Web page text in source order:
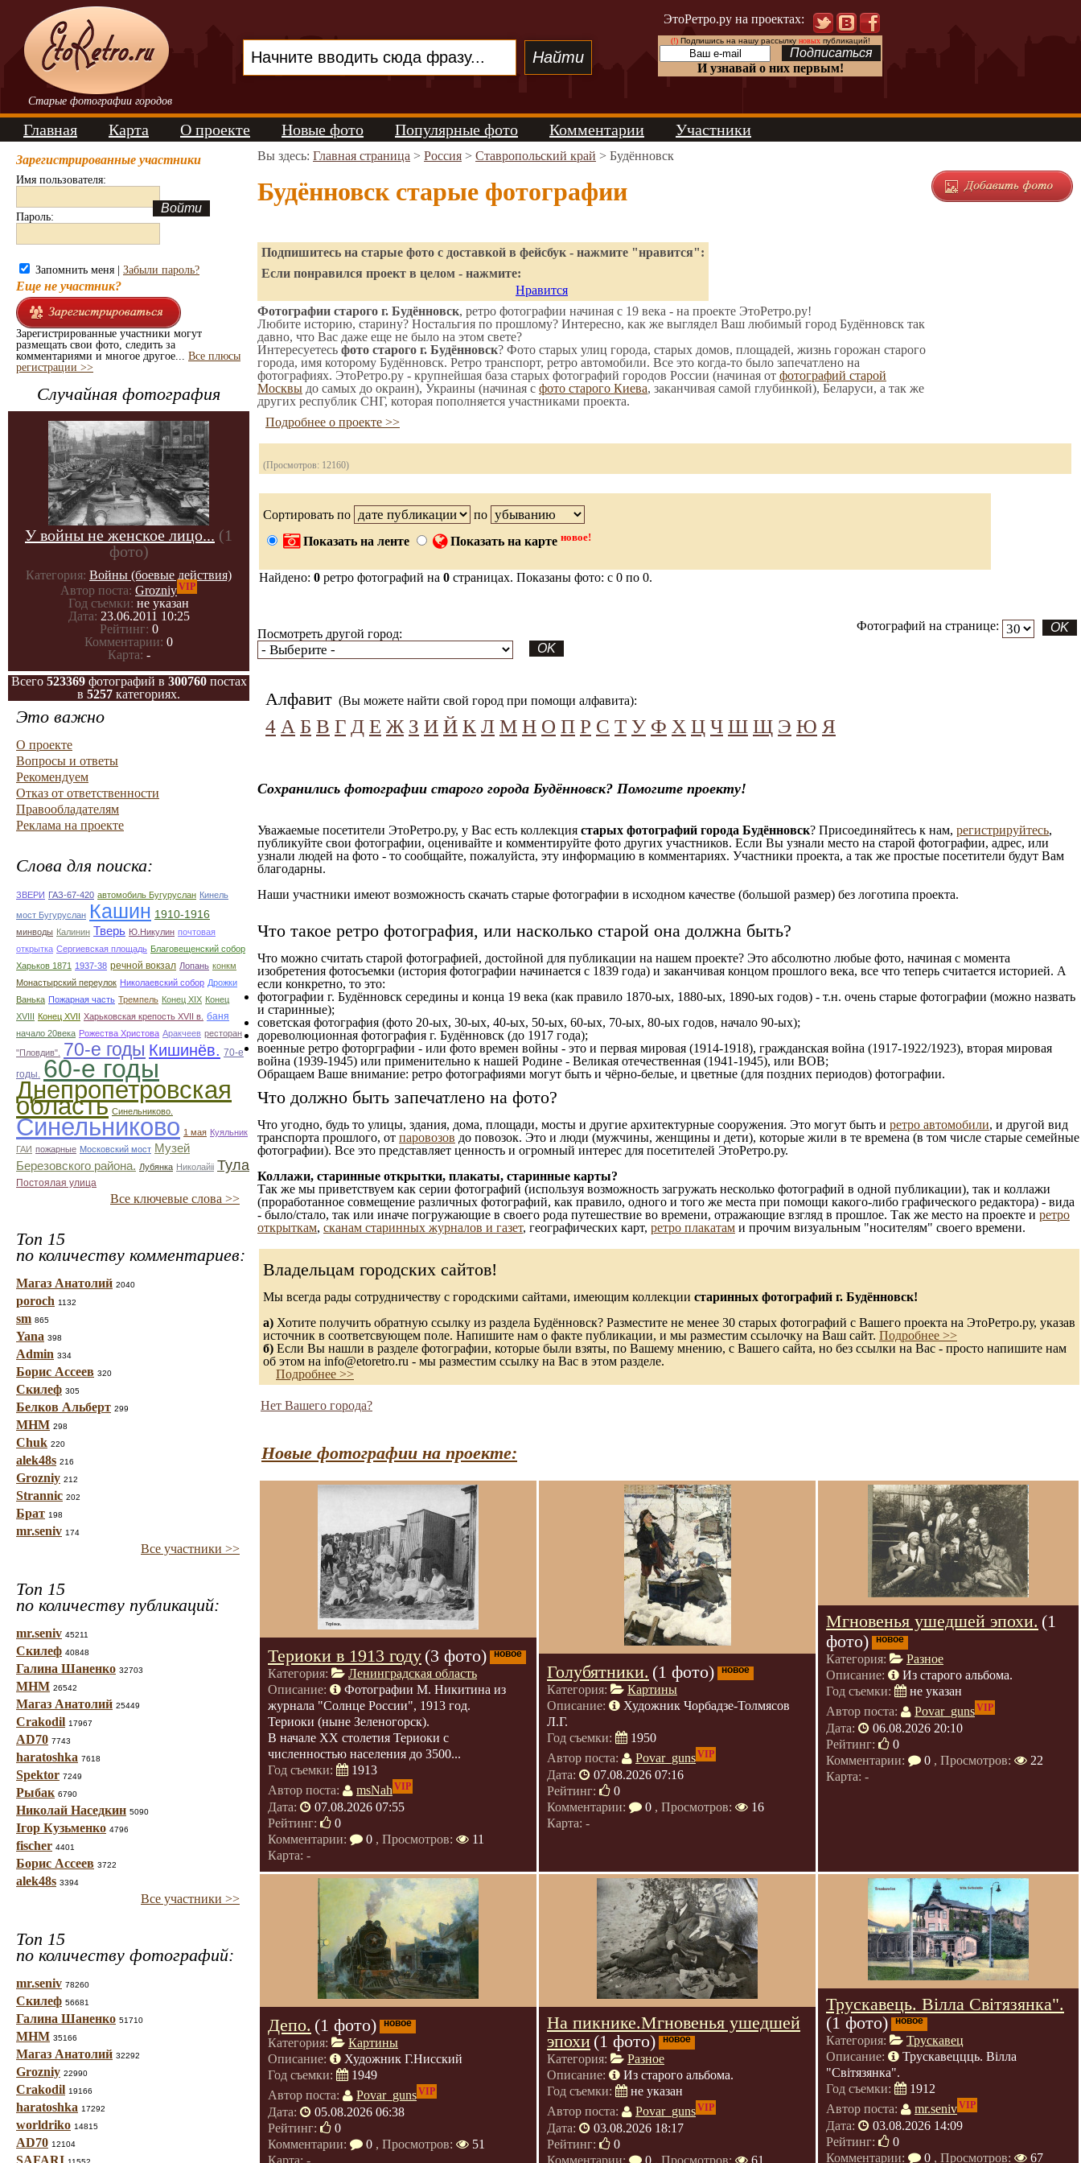
Старые фотографии городов
ЭтоРетро.ру на проектах:
(!)Подпишись на нашу рассылку новыхпубликаций!
И узнавай о них первым!
Главная Карта О проекте Новые фото Популярные фото Комментарии Участники
Зарегистрированные участники
Имя пользователя:
Пароль:
Запомнить меня | Забыли пароль?
Еще не участник?
Зарегистрированные участники могут
размещать свои фото, следить за
комментариями и многое другое... Все плюсы
регистрации >>
Случайная фотография
У войны не женское лицо... (1
фото)
Категория: Войны (боевые действия)
Автор поста: GrozniyVIP
Год съемки: не указан
Дата: 23.06.2011 10:25
Рейтинг: 0
Комментарии: 0
Карта: -
Всего 523369фотографий в 300760постах
в 5257 категориях.
Это важно
О проекте
Вопросы и ответы
Рекомендуем
Отказ от ответственности
Правообладателям
Реклама на проекте
Слова для поиска:
ЗВЕРИ ГАЗ-67-420 автомобиль Бугуруслан Кинель
мост Бугуруслан Кашин 1910-1916
минводы Калинин Тверь Ю.Никулин почтовая
открытка Сергиевская площадь Благовещенский собор
Харьков 1871 1937-38 речной вокзал Лопань конкм
Монастырский переулок Николаевский собор Дрожки
Ванька Пожарная часть Тремпель Конец XIX Конец
XVIII Конец XVII Харьковская крепость XVII в. баня
начало 20века Рожества Христова Аракчеев ресторан
"Пловдив".
70-е годы Кишинёв. 70-е
годы. 60-е годы
Днепропетровская
область Синельниково.
Синельниково 1 мая Куяльник
ГАИ пожарные Московский мост Музей
Березовского района. Лубянка Николайii Тула
Постоялая улица
Все ключевые слова >>
Топ 15
по количеству комментариев:
Магаз Анатолий 2040
poroch 1132
sm 865
Yana 398
Admin 334
Борис Ассеев 320
Скилеф 305
Белков Альберт 299
МНМ 298
Chuk 220
alek48s 216
Grozniy 212
Strannic 202
Брат 198
mr.seniv 174
Все участники >>
Топ 15
по количеству публикаций:
mr.seniv 45211
Скилеф 40848
Галина Шаненко 32703
МНМ 26542
Магаз Анатолий 25449
Crakodil 17967
AD70 7743
haratoshka 7618
Spektor 7249
Рыбак 6790
Николай Наседкин 5090
Ігор Кузьменко 4796
fischer 4401
Борис Ассеев 3722
alek48s 3394
Все участники >>
Топ 15
по количеству фотографий:
mr.seniv 78260
Скилеф 56681
Галина Шаненко 51710
МНМ 35166
Магаз Анатолий 32292
Grozniy 22990
Crakodil 19166
haratoshka 17292
worldriko 14815
AD70 12104
SAFARI
Вы здесь: Главная страница > Россия > Ставропольский край > Будённовск
Будённовск старые фотографии
Подпишитесь на старые фото с доставкой в фейсбук - нажмите "нравится":
Если понравился проект в целом - нажмите:
Нравится
Фотографии старого г. Будённовск, ретро фотографии начиная с 19 века - на проекте ЭтоРетро.ру!
Любите историю, старину? Ностальгия по прошлому? Интересно, как же выглядел Ваш любимый город Будённовск так
давно, что Вас даже еще не было на этом свете?
Интересуетесь фото старого г. Будённовск? Фото старых улиц города, старых домов, площадей, жизнь горожан старого
города, имя которому Будённовск. Ретро транспорт, ретро автомобили. Все это когда-то было запечатлено на
фотографиях. ЭтоРетро.ру - крупнейшая база старых фотографий городов России (начиная от фотографий старой
Москвы до самых до окраин), Украины (начиная с фото старого Киева, заканчивая самой глубинкой), Беларуси, а так же
других республик СНГ, которая пополняется участниками проекта.
Подробнее о проекте >>
(Просмотров: 12160)
Сортировать по
по
Показать на ленте
Показать на карте новое!
Найдено: 0 ретро фотографий на 0 страницах. Показаны фото: с 0 по 0.
Посмотреть другой город:
Фотографий на странице:
Алфавит (Вы можете найти свой город при помощи алфавита):
4 А Б В Г Д Е Ж З И Й К Л М Н О П Р С Т У Ф Х Ц Ч Ш Щ Э Ю Я
Сохранились фотографии старого города Будённовск? Помогите проекту!
Уважаемые посетители ЭтоРетро.ру, у Вас есть коллекция старых фотографий города Будённовск? Присоединяйтесь к нам, регистрируйтесь,
публикуйте свои фотографии, оценивайте и комментируйте фото других участников. Если Вы узнали место на старой фотографии, адрес, или
узнали людей на фото - то сообщайте, пожалуйста, эту информацию в комментариях. Участники проекта, а так же простые посетители будут Вам
благодарны.
Наши участники имеют возможность скачать старые фотографии в исходном качестве (большой размер) без логотипа проекта.
Что такое ретро фотография, или насколько старой она должна быть?
Что можно считать старой фотографией, достойной для публикации на нашем проекте? Это абсолютно любые фото, начиная c момента
изобретения фотосъемки (история фотографии начинается с 1839 года) и заканчивая концом прошлого века, все что теперь считается историей. А
если конкретно, то это:
фотографии г. Будённовск середины и конца 19 века (как правило 1870-ых, 1880-ых, 1890-ых годов) - т.н. очень старые фотографии (можно назвать
и старинные);
советская фотография (фото 20-ых, 30-ых, 40-ых, 50-ых, 60-ых, 70-ых, 80-ых годов, начало 90-ых);
дореволюционная фотография г. Будённовск (до 1917 года);
военные ретро фоторграфии - или фото времен войны - это и первая мировая (1914-1918), гражданская война (1917-1922/1923), вторая мировая
война (1939-1945) или применительно к нашей Родине - Великая отечественная (1941-1945), или ВОВ;
Обращаем Ваше внимание: ретро фотографиями могут быть и чёрно-белые, и цветные (для поздних периодов) фотографии.
Что должно быть запечатлено на фото?
Что угодно, будь то улицы, здания, дома, площади, мосты и другие архитектурные сооружения. Это могут быть и ретро автомобили, и другой вид
транспорта прошлого, от паровозов до повозок. Это и люди (мужчины, женщины и дети), которые жили в те времена (в том числе старые семейные
фотографии). Все это представляет ценность и огромный интерес для посетителей ЭтоРетро.ру.
Коллажи, старинные открытки, плакаты, старинные карты?
Так же мы приветствуем как серии фотографий (используя возможность загружать несколько фотографий в одной публикации), так и коллажи
(проработанное совмещение различных фотографий, как правило, одного и того же места при помощи какого-либо графического редактора) - вида
- было/стало, так или иначе погружающие в своего рода путешествие во времени, отражающие взгляд в прошлое. Так же место на проекте и ретро
открыткам, сканам старинных журналов и газет, географических карт, ретро плакатам и прочим визуальным "носителям" своего времени.
Владельцам городских сайтов!
Мы всегда рады сотрудничеству с городскими сайтами, имеющим коллекции старинных фотографий г. Будённовск!
а) Хотите получить обратную ссылку из раздела Будённовск? Разместите не менее 30 старых фотографий с Вашего проекта на ЭтоРетро.ру, указав
источник в соответсвующем поле. Напишите нам о факте публикации, и мы разместим ссылочку на Ваш сайт. Подробнее >>
б) Если Вы нашли в разделе фотографии, которые были взяты, по Вашему мнению, с Вашего сайта, но без ссылки на Вас - просто напишите нам
об этом на info@etoretro.ru - мы разместим ссылку на Вас в этом разделе.
Подробнее >>
Нет Вашего города?
Новые фотографии на проекте:
Териоки в 1913 году (3 фото) новое
Категория:
Ленинградская область
Описание:
Фотографии М. Никитина из
журнала "Солнце России", 1913 год.
Териоки (ныне Зеленогорск).
В начале ХХ столетия Териоки с
численностью населения до 3500...
Год съемки:
1913
Автор поста:
msNahVIP
Дата:
07.08.2026 07:55
Рейтинг:
0
Комментарии:
0 , Просмотров:
11
Карта: -
Голубятники. (1 фото) новое
Категория:
Картины
Описание:
Художник Чорбадзе-Толмясов
Л.Г.
Год съемки:
1950
Автор поста:
Povar_gunsVIP
Дата:
07.08.2026 07:16
Рейтинг:
0
Комментарии:
0 , Просмотров:
16
Карта: -
Мгновенья ушедшей эпохи. (1
фото)
новое
Категория:
Разное
Описание:
Из старого альбома.
Год съемки:
не указан
Автор поста:
Povar_gunsVIP
Дата:
06.08.2026 20:10
Рейтинг:
0
Комментарии:
0 , Просмотров:
22
Карта: -
Депо. (1 фото) новое
Категория:
Картины
Описание:
Художник Г.Нисский
Год съемки:
1949
Автор поста:
Povar_gunsVIP
Дата:
05.08.2026 06:38
Рейтинг:
0
Комментарии:
0 , Просмотров:
51
Карта: -
На пикнике.Мгновенья ушедшей
эпохи (1 фото) новое
Категория:
Разное
Описание:
Из старого альбома.
Год съемки:
не указан
Автор поста:
Povar_gunsVIP
Дата:
03.08.2026 18:17
Рейтинг:
0
Комментарии:
0 , Просмотров:
61
Трускавець. Вілла Світязянка".
(1 фото)
новое
Категория:
Трускавец
Описание:
Трускавеццць. Вілла
"Світязянка".
Год съемки:
1912
Автор поста:
mr.senivVIP
Дата:
03.08.2026 14:09
Рейтинг:
0
Комментарии:
0 , Просмотров:
67